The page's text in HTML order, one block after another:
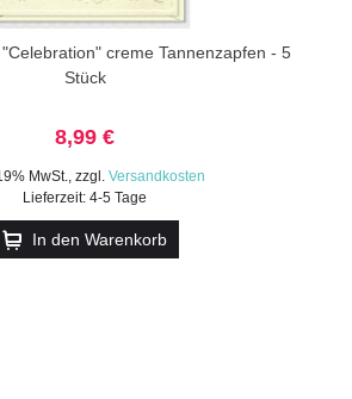
creme Tannenzapfen - 5
Stück
8,99 €
MwSt., zzgl. Versandkosten
Lieferzeit: 4-5 Tage
In den Warenkorb